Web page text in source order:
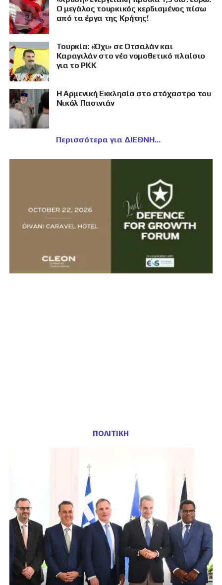
Ο μεγάλος τουρκικός κερδισμένος πίσω
από τα έργα της Κρήτης!
Τουρκία: «Όχι» σε Οτσαλάν και
Καραγιλάν στο νέο νομοθετικό πλαίσιο
για το PKK
Η Αρμενική Εκκλησία στο στόχαστρο του
Νικόλ Πασινιάν
Περισσότερα για ΔΙΕΘΝΗ
ΠΟΛΙΤΙΚΗ